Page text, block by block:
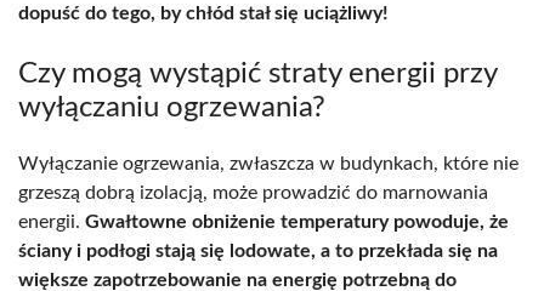
dopuść do tego, by chłód stał się uciążliwy!
Czy mogą wystąpić straty energii przy
wyłączaniu ogrzewania?
Wyłączanie ogrzewania, zwłaszcza w budynkach, które nie
grzeszą dobrą izolacją, może prowadzić do marnowania
energii. Gwałtowne obniżenie temperatury powoduje, że
ściany i podłogi stają się lodowate, a to przekłada się na
większe zapotrzebowanie na energię potrzebną do